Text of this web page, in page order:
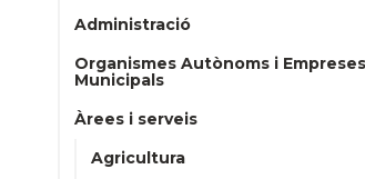
Administració
Organismes Autònoms i Empreses
Municipals
Àrees i serveis
Agricultura